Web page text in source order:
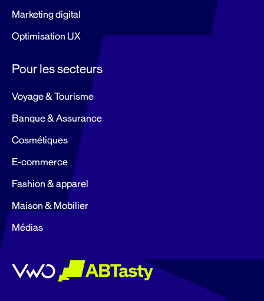
Marketing digital
Optimisation UX
Pour les secteurs
Voyage & Tourisme
Banque & Assurance
Cosmétiques
E-commerce
Fashion & apparel
Maison & Mobilier
Médias